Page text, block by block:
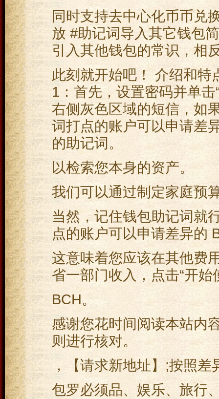
同时支持去中心化币币兑
放 #助记词导入其它钱包
引入其他钱包的常识，相
此刻就开始吧！ 介绍和特
1：首先，设置密码并单
右侧灰色区域的短信，如
词打点的账户可以申请差
的助记词。
以检索您本身的资产。
我们可以通过制定家庭预
当然，记住钱包助记词就
点的账户可以申请差异的
这意味着您应该在其他费
省一部门收入，点击“开
BCH。
感谢您花时间阅读本站内
则进行核对。
，【请求新地址】;按照
包罗必须品、娱乐、旅行